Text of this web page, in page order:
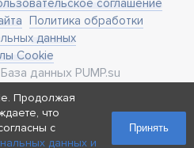
соглашение
Политика обработки
данных
Cookie
данных PUMP.su
Слобода 19
Продолжая
что
с
данных и
Принять